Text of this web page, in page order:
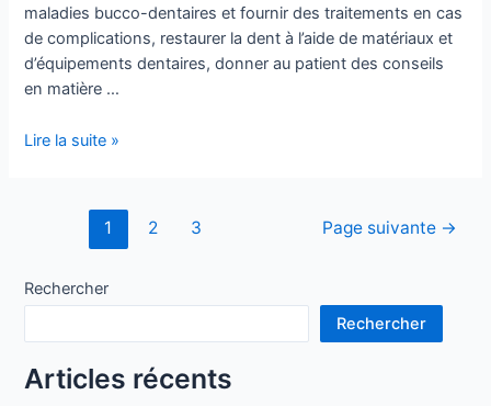
maladies bucco-dentaires et fournir des traitements en cas
de complications, restaurer la dent à l’aide de matériaux et
d’équipements dentaires, donner au patient des conseils
en matière …
Pourquoi
?
Lire la suite »
1 2 3 Page suivante →
Rechercher
Rechercher
Articles récents